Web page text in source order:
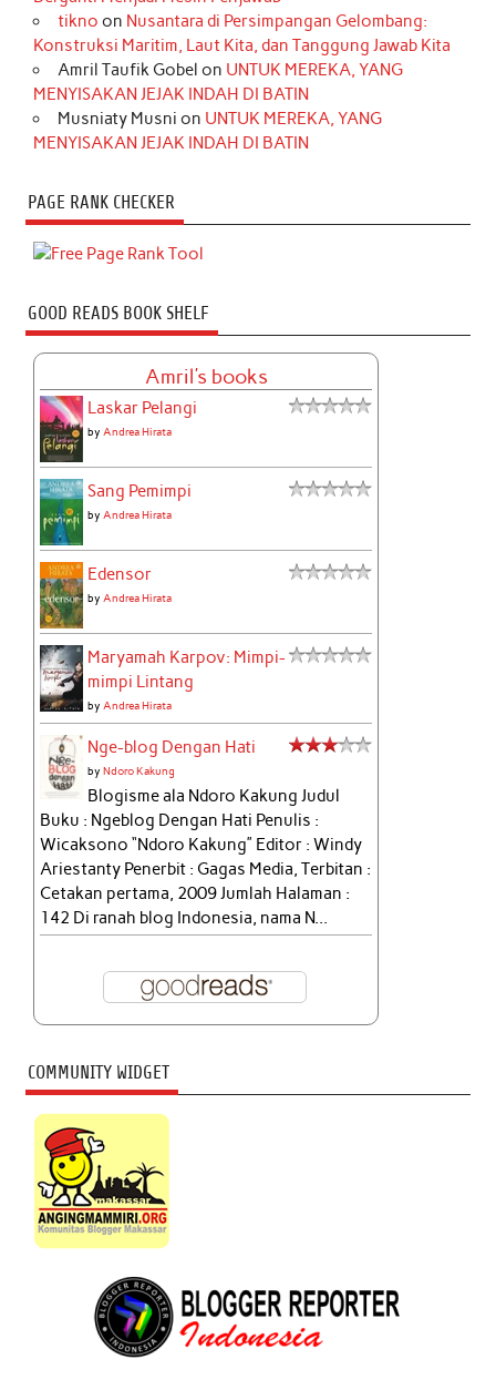
tikno on Nusantara di Persimpangan Gelombang:
Konstruksi Maritim, Laut Kita, dan Tanggung Jawab Kita
Amril Taufik Gobel on UNTUK MEREKA, YANG
MENYISAKAN JEJAK INDAH DI BATIN
Musniaty Musni on UNTUK MEREKA, YANG
MENYISAKAN JEJAK INDAH DI BATIN
PAGE RANK CHECKER
GOOD READS BOOK SHELF
Amril's books
Laskar Pelangi
byAndrea Hirata
Sang Pemimpi
byAndrea Hirata
Edensor
byAndrea Hirata
Maryamah Karpov: Mimpi-
mimpi Lintang
byAndrea Hirata
Nge-blog Dengan Hati
byNdoro Kakung
Blogisme ala Ndoro Kakung Judul
Buku : Ngeblog Dengan Hati Penulis :
Wicaksono “Ndoro Kakung” Editor : Windy
Ariestanty Penerbit : Gagas Media, Terbitan :
Cetakan pertama, 2009 Jumlah Halaman :
142 Di ranah blog Indonesia, nama N...
COMMUNITY WIDGET